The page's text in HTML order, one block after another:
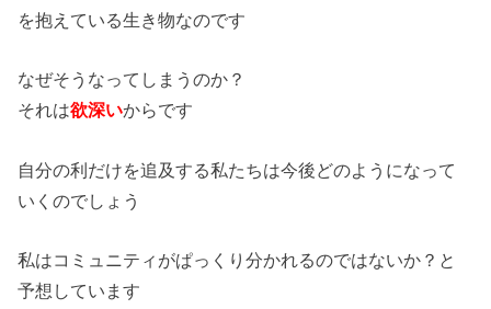
を抱えている生き物なのです
なぜそうなってしまうのか？
それは欲深いからです
自分の利だけを追及する私たちは今後どのようになって
いくのでしょう
私はコミュニティがぱっくり分かれるのではないか？と
予想しています